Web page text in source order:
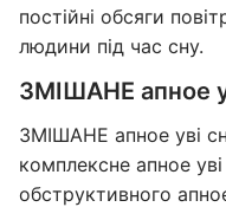
постійні обсяги
людини під час сну.
ЗМІШАНЕ апное
ЗМІШАНЕ апное уві
комплексне апное
обструктивного